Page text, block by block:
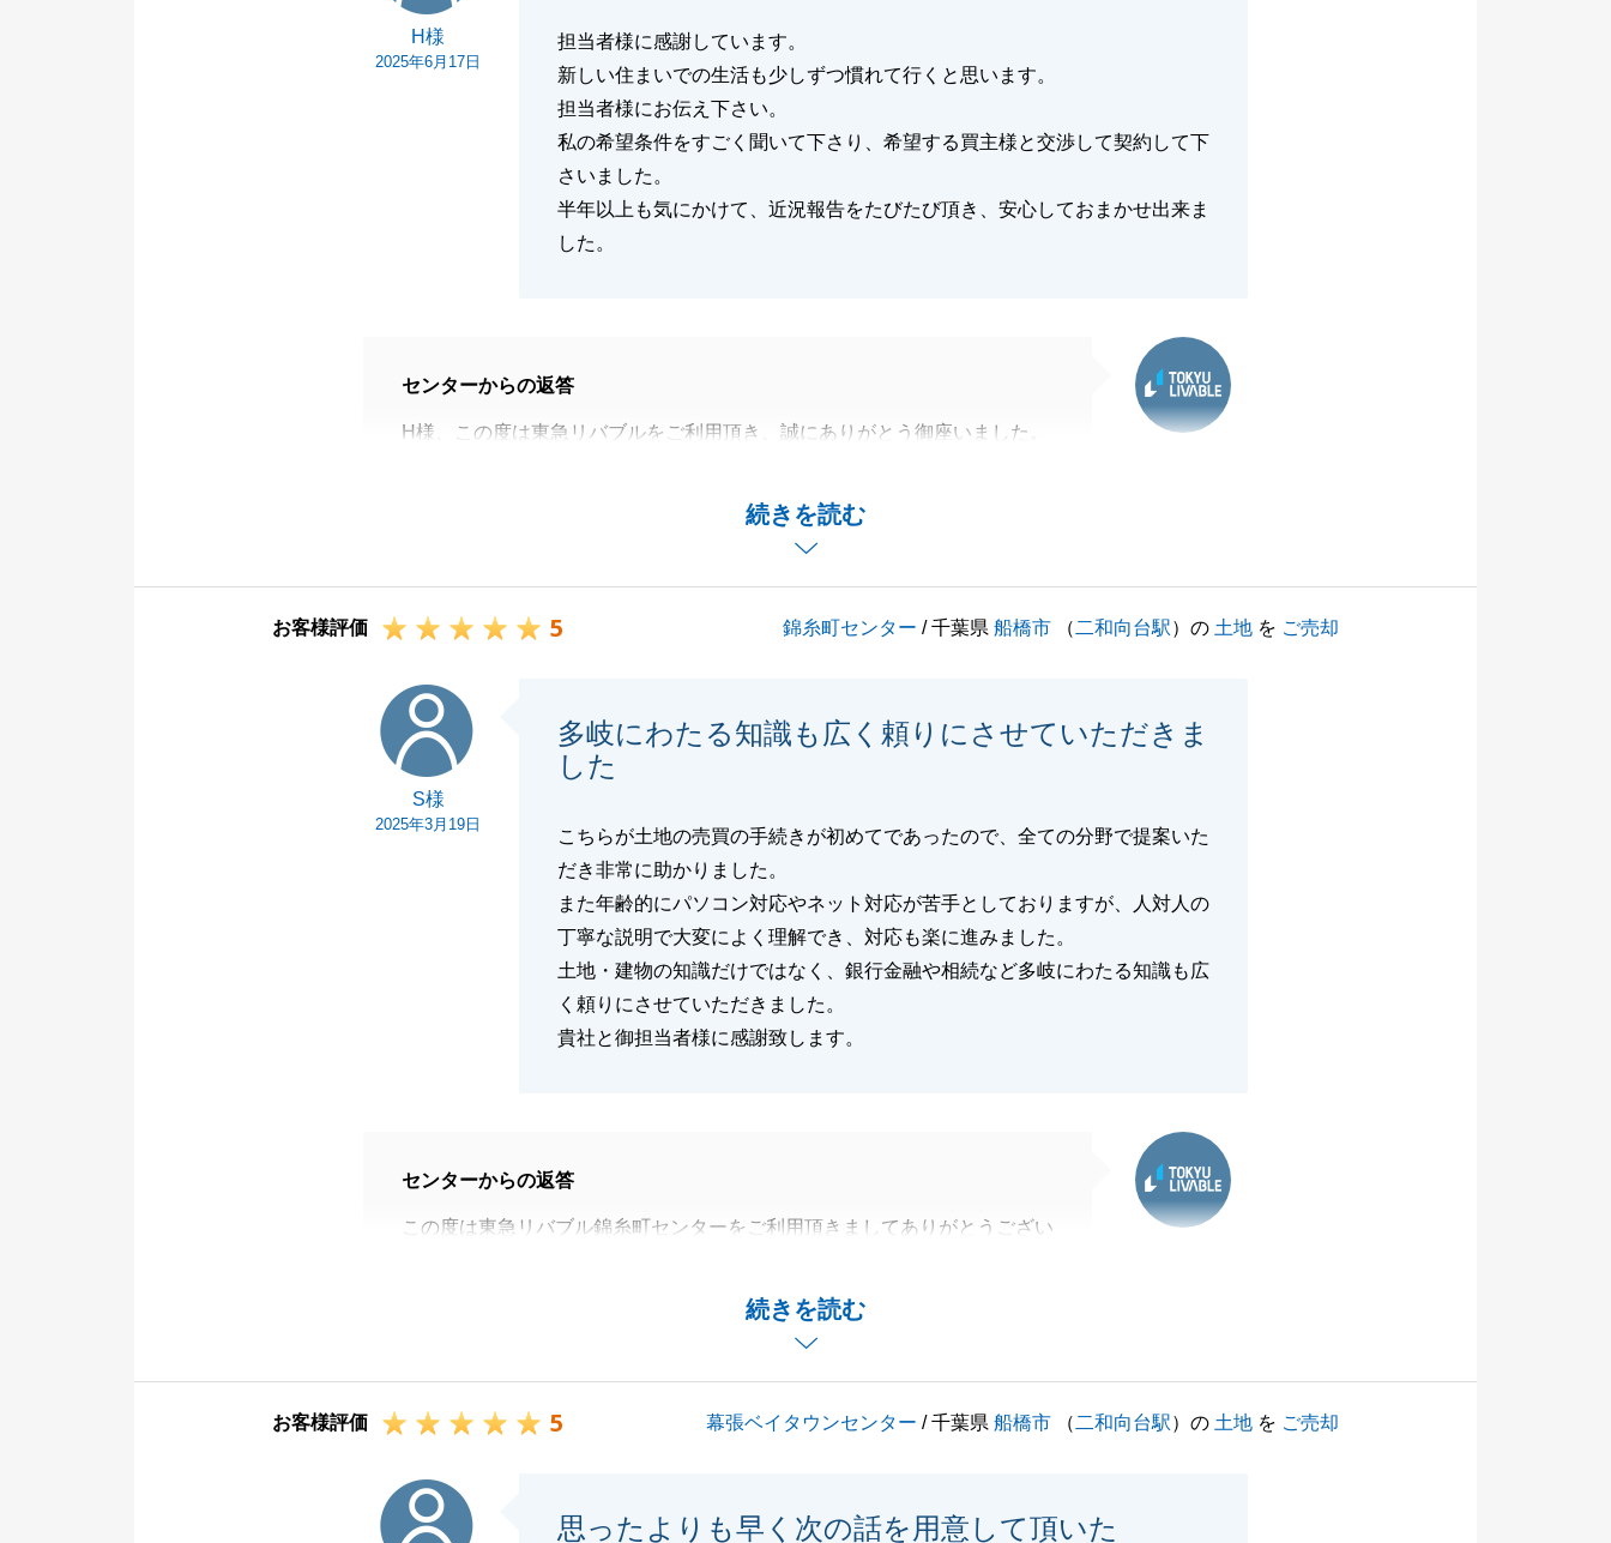
H様
2025年6月17日
担当者様に感謝しています。
新しい住まいでの生活も少しずつ慣れて行くと思います。
担当者様にお伝え下さい。
私の希望条件をすごく聞いて下さり、希望する買主様と交渉して契約して下
さいました。
半年以上も気にかけて、近況報告をたびたび頂き、安心しておまかせ出来ま
した。
続きを読む
センターからの返答
H様、この度は東急リバブルをご利用頂き、誠にありがとう御座いました。
最終的にはとても良い買主様に巡り合えたこととても良かったと思います。
新しい場所での生活にも慣れてきたとの事安心致しました。
閉じる
お客様評価 5 錦糸町センター / 千葉県船橋市 （ 二和向台駅）の 土地 を ご売却
S様
2025年3月19日
多岐にわたる知識も広く頼りにさせていただきま
した
こちらが土地の売買の手続きが初めてであったので、全ての分野で提案いた
だき非常に助かりました。
また年齢的にパソコン対応やネット対応が苦手としておりますが、人対人の
丁寧な説明で大変によく理解でき、対応も楽に進みました。
土地・建物の知識だけではなく、銀行金融や相続など多岐にわたる知識も広
く頼りにさせていただきました。
貴社と御担当者様に感謝致します。
続きを読む
センターからの返答
この度は東急リバブル錦糸町センターをご利用頂きましてありがとうござい
また、お褒めのお言葉も頂戴し、大変うれしく思っております。
S様には、途中測量等でご心配をおかけした点もございましたが、無事にお
今後とも不動産に関するお悩みがございましたらお気軽にお申し付けくださ
お客様評価 5 幕張ベイタウンセンター / 千葉県船橋市 （ 二和向台駅）の 土地 を ご売却
思ったよりも早く次の話を用意して頂いた